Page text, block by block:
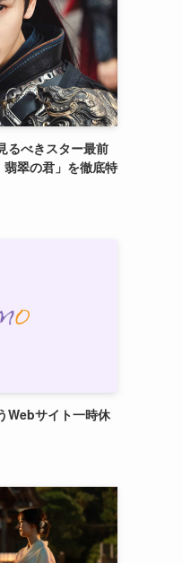
るべきスター最前
翠の君」を徹底特
Webサイト一時休